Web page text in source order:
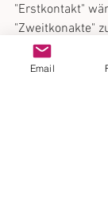
"Erstkontakt"
"Zweitkonakte"
ist? Wenn der
und Erde,
Email